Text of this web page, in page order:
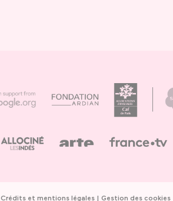
Crédits et mentions légales Gestion des cookies